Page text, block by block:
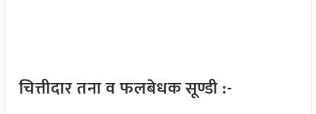
चित्तीदार तना व फलबेधक सूण्डी :-